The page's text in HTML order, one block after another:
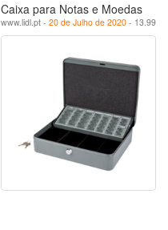
Caixa para Notas e Moedas
www.lidl.pt - 20 de Julho de 2020 - 13.99